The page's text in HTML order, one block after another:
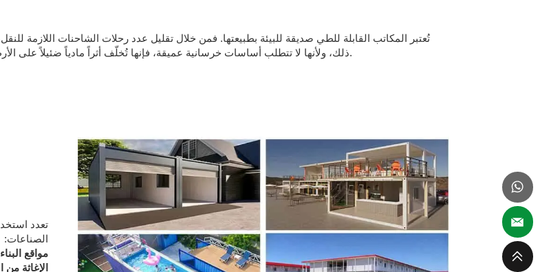
تُعتبر المكاتب القابلة للطي صديقة للبيئة بطبيعتها. فمن خلال تقليل عدد رحلات الشاحنات اللازمة
ذلك، ولأنها لا تتطلب أساسات خرسانية عميقة، فإنها تُخلّف أثراً مادياً ضئيلاً على الأرض. وبمجرد نقل المكتب، يُمكن إعادة الموقع إلى حالته الأصلية بسهولة.
تعدد
الصناعات:
مواقع
الإغاثة